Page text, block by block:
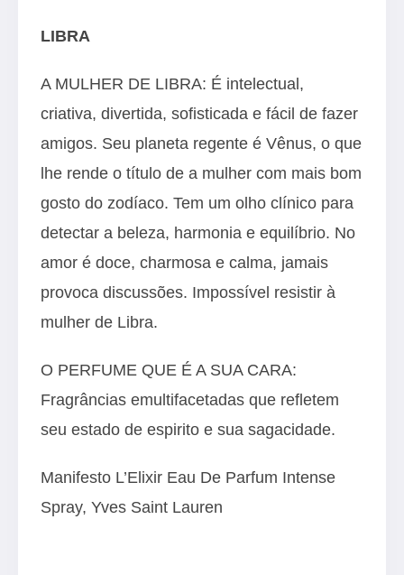
LIBRA
A MULHER DE LIBRA: É intelectual,
criativa, divertida, sofisticada e fácil de fazer
amigos. Seu planeta regente é Vênus, o que
lhe rende o título de a mulher com mais bom
gosto do zodíaco. Tem um olho clínico para
detectar a beleza, harmonia e equilíbrio. No
amor é doce, charmosa e calma, jamais
provoca discussões. Impossível resistir à
mulher de Libra.
O PERFUME QUE É A SUA CARA:
Fragrâncias emultifacetadas que refletem
seu estado de espirito e sua sagacidade.
Manifesto L’Elixir Eau De Parfum Intense
Spray, Yves Saint Lauren